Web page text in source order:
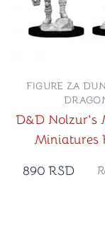
D&D Nolzur's
Miniatures
FIGURE ZA
890 RSD